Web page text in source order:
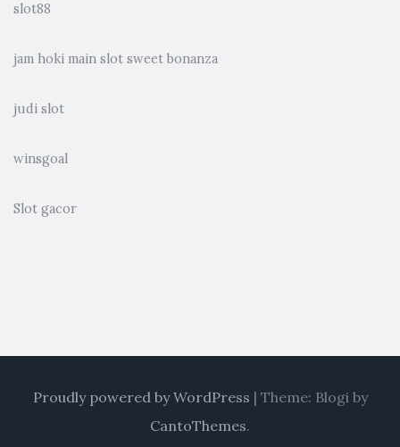
slot88
jam hoki main slot sweet bonanza
judi slot
winsgoal
Slot gacor
Proudly powered by WordPress | Theme: Blogi by
CantoThemes.